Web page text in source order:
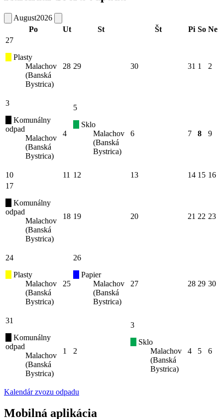
August2026
Po
Ut St Št Pi So Ne
27
Plasty
Malachov
(Banská
Bystrica)
28 29 30 31 1 2
3
Komunálny
odpad
Malachov
(Banská
Bystrica)
4
5
Sklo
Malachov
(Banská
Bystrica)
6 7 8 9
10 11 12 13 14 15 16
17
Komunálny
odpad
Malachov
(Banská
Bystrica)
18 19 20 21 22 23
24
Plasty
Malachov
(Banská
Bystrica)
25
26
Papier
Malachov
(Banská
Bystrica)
27 28 29 30
31
Komunálny
odpad
Malachov
(Banská
Bystrica)
1 2
3
Sklo
Malachov
(Banská
Bystrica)
4 5 6
Kalendár zvozu odpadu
Mobilná aplikácia